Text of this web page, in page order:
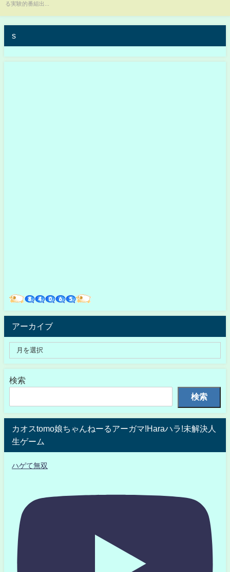
る実験的番組出...
s
アーカイブ
検索
検索
カオスtomo娘ちゃんねーるアーガマ!Haraハラ!未解決人
生ゲーム
ハゲて無双